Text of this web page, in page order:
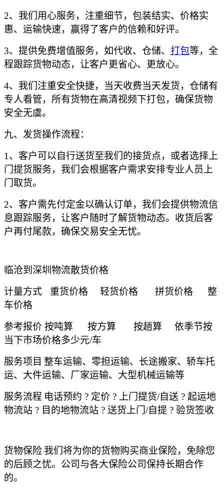
2、我们用心服务，注重细节，包装结实、价格实
惠、运输快速，赢得了客户的信赖和好评。
3、提供免费增值服务，如代收、仓储、 打包等，全
程跟踪货物动态，让客户更省心、更放心。
4、我们注重安全快捷，当天收费当天发货，仓储有
专人看管，所有货物在高清视频下打包，确保货物
安全无虞。
九、发货操作流程：
1、客户可以自行送货至我们的接货点，或者选择上
门提货服务，我们会根据客户需求安排专业人员上
门取货。
2、客户需先付定金以确认订单，我们会提供物流信
息跟踪服务，让客户随时了解货物动态。收货后客
户再付尾款，确保交易安全无忧。
临沧到深圳物流散货价格
计量方式 重货价格 轻货价格 拼货价格
整
车价格
参考报价 按吨算 按方算 按趟算
依季节按
当下市场价格多少元/车
服务项目 整车运输、零担运输、长途搬家、轿车托
运、大件运输、厂家运输、大型机械运输等
服务流程 电话预约 ? 定价 ? 上门提货/自送 ? 起运地
物流站 ? 目的地物流站 ? 送货上门/自提 ? 验货签收
货物保险 我们将为你的货物购买商业保险，免除您
的后顾之忧。公司与各大保险公司保持长期合作
的。